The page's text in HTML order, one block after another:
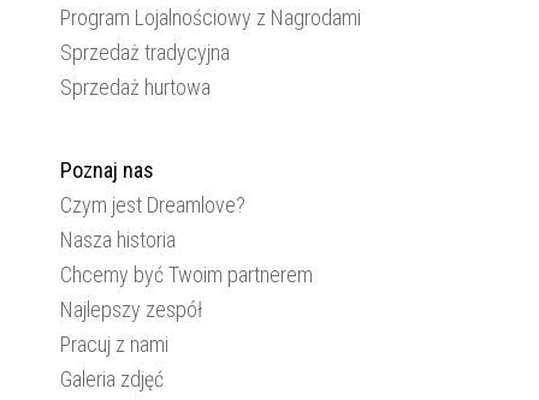
Program Lojalnościowy z Nagrodami
Sprzedaż tradycyjna
Sprzedaż hurtowa
Poznaj nas
Czym jest Dreamlove?
Nasza historia
Chcemy być Twoim partnerem
Najlepszy zespół
Pracuj z nami
Galeria zdjęć